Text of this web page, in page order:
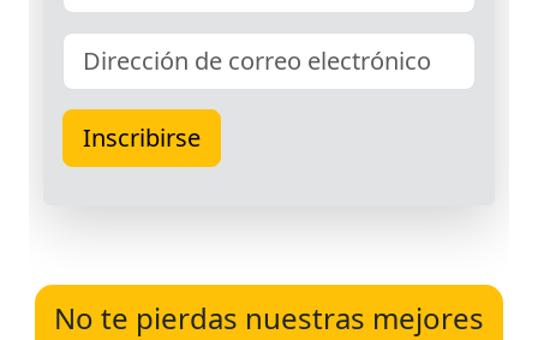
No te pierdas nuestras mejores